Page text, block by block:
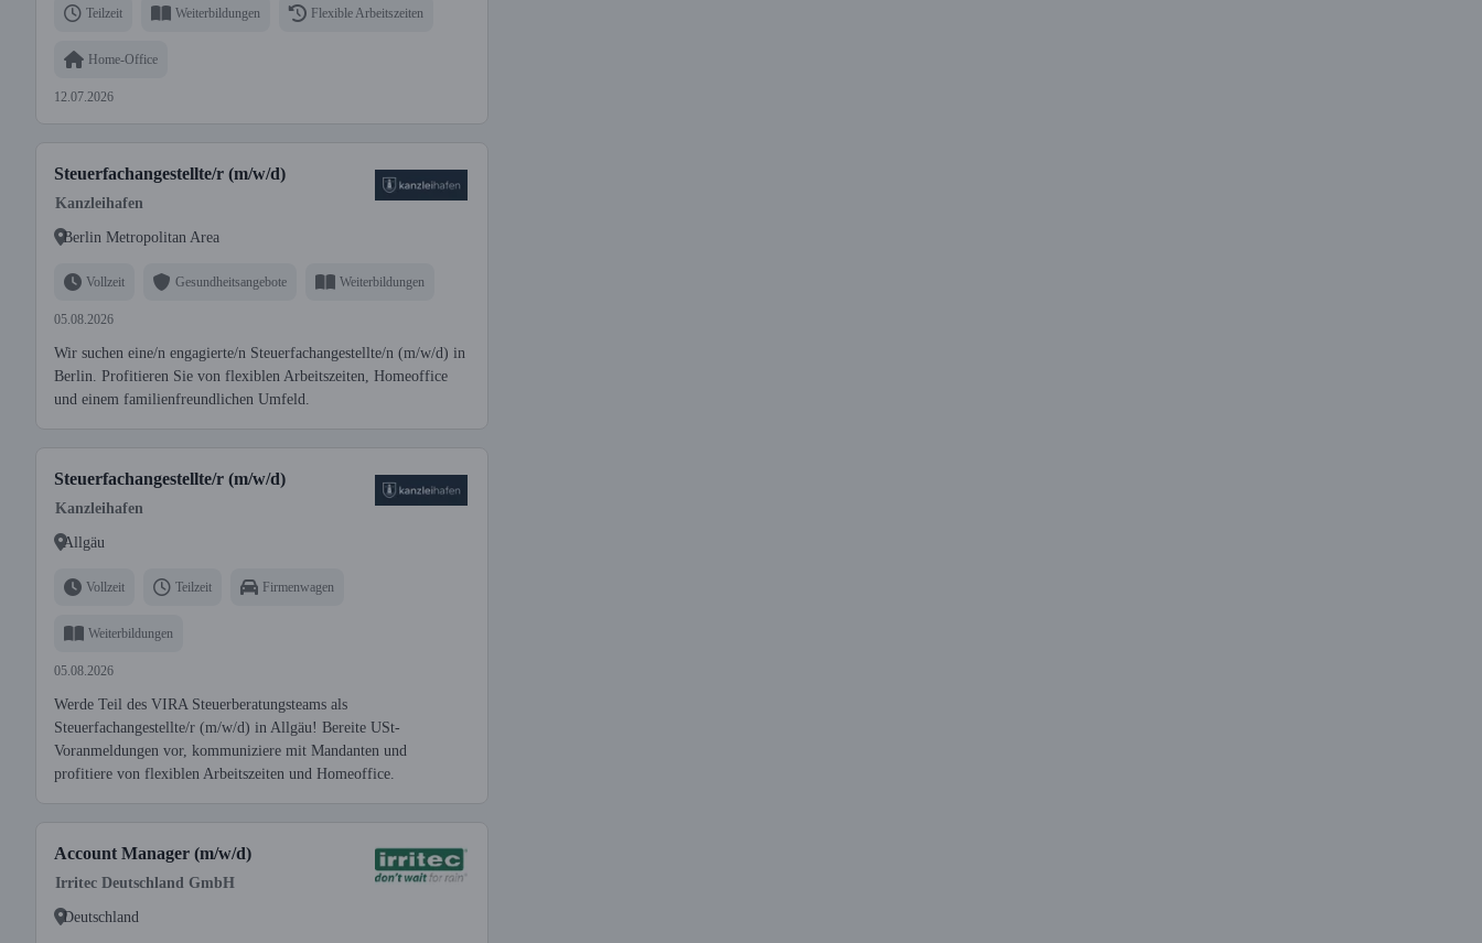
Teilzeit Weiterbildungen Flexible Arbeitszeiten
Home-Office
12.07.2026
Steuerfachangestellte/r (m/w/d)
Kanzleihafen
Berlin Metropolitan Area
Vollzeit Gesundheitsangebote Weiterbildungen
05.08.2026
Wir suchen eine/n engagierte/n Steuerfachangestellte/n (m/w/d) in
Berlin. Profitieren Sie von flexiblen Arbeitszeiten, Homeoffice
und einem familienfreundlichen Umfeld.
Steuerfachangestellte/r (m/w/d)
Kanzleihafen
Allgäu
Vollzeit Teilzeit Firmenwagen
Weiterbildungen
05.08.2026
Werde Teil des VIRA Steuerberatungsteams als
Steuerfachangestellte/r (m/w/d) in Allgäu! Bereite USt-
Voranmeldungen vor, kommuniziere mit Mandanten und
profitiere von flexiblen Arbeitszeiten und Homeoffice.
Account Manager (m/w/d)
Irritec Deutschland GmbH
Deutschland